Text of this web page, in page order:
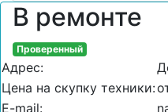
В ремонте
Проверенный
Адрес:
Цена на скупку техники:
E-mail: